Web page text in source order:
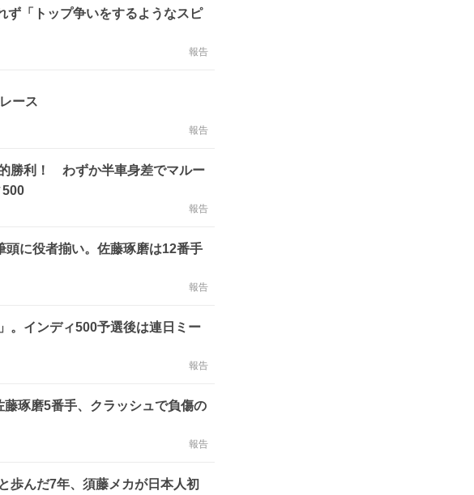
ず「トップ争いをするようなスピ
報告
ース
報告
勝利！ わずか半車身差でマルー
500
報告
頭に役者揃い。佐藤琢磨は12番手
報告
。インディ500予選後は連日ミー
報告
琢磨5番手、クラッシュで負傷の
報告
歩んだ7年、須藤メカが日本人初